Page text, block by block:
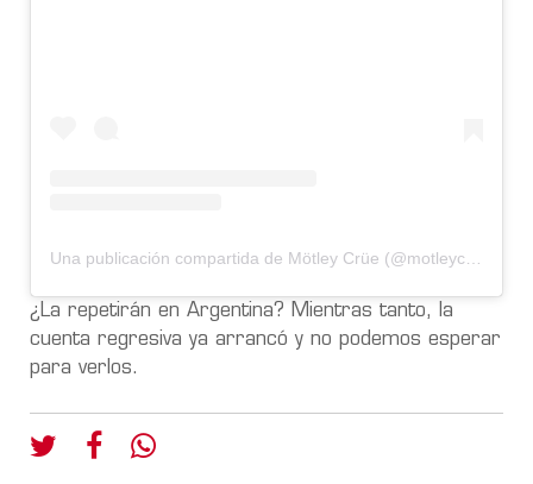
¿La repetirán en Argentina? Mientras tanto, la
cuenta regresiva ya arrancó y no podemos esperar
para verlos.